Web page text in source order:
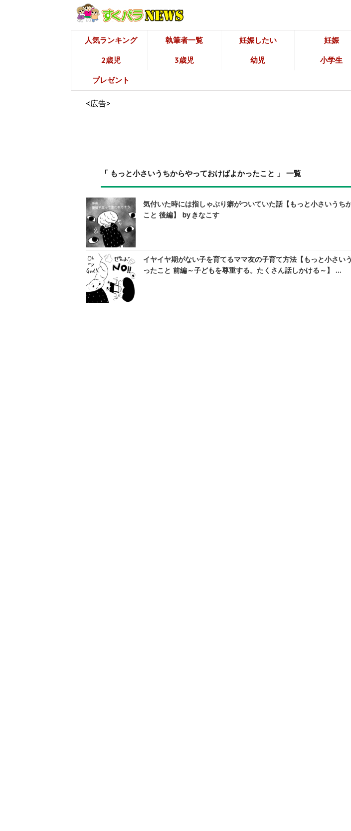
人気ランキング 執筆者一覧 妊娠したい 妊娠
2歳児 3歳児 幼児 小学生
プレゼント
<広告>
「 もっと小さいうちからやっておけばよかったこと 」 一覧
気付いた時には指しゃぶり癖がついていた話【もっと小さいうち
こと 後編】 by きなこす
イヤイヤ期がない子を育てるママ友の子育て方法【もっと小さい
ったこと 前編～子どもを尊重する。たくさん話しかける～】 …